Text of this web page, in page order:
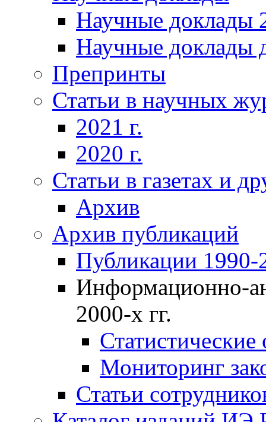
Научные доклады
Научные доклады
Препринты
Статьи в научных
2021 г.
2020 г.
Статьи в газетах и
Архив
Архив публикаций
Публикации 1990-
Информационно-
2000-х гг.
Мониторинг
Статьи